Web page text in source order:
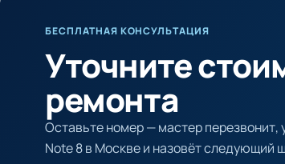
БЕСПЛАТНАЯ КОНСУЛЬТАЦИЯ
Уточните
ремонта
Оставьте номер — мастер перезвонит,
Note 8 в Москве и назовёт следующий